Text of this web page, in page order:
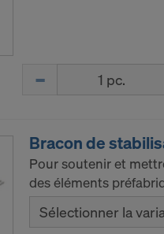
Bracon de
Pour soutenir et
des éléments
Sélectionner la